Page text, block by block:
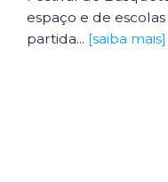
espaço e de
partida... [saiba mais]